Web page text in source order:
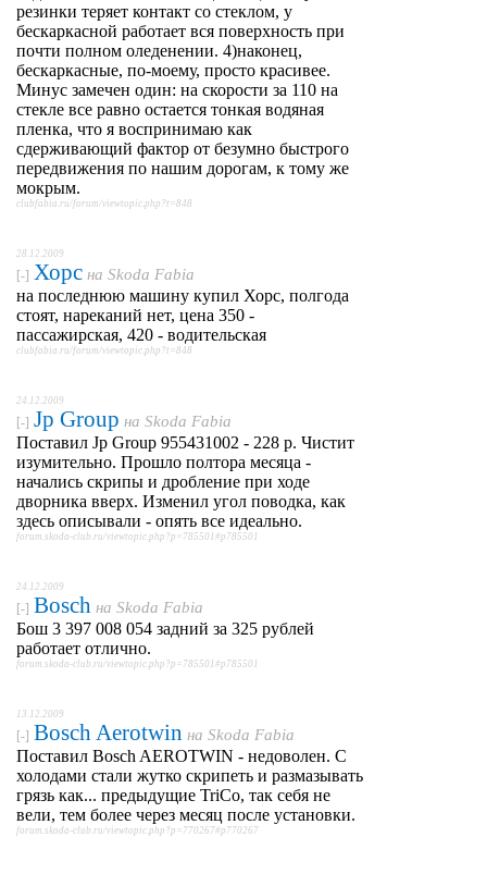
резинки теряет контакт со стеклом, у
бескаркасной работает вся поверхность при
почти полном оледенении. 4)наконец,
бескаркасные, по-моему, просто красивее.
Минус замечен один: на скорости за 110 на
стекле все равно остается тонкая водяная
пленка, что я воспринимаю как
сдерживающий фактор от безумно быстрого
передвижения по нашим дорогам, к тому же
мокрым.
clubfabia.ru/forum/viewtopic.php?t=848
28.12.2009
[-] Хорс на Skoda Fabia
на последнюю машину купил Хорс, полгода
стоят, нареканий нет, цена 350 -
пассажирская, 420 - водительская
clubfabia.ru/forum/viewtopic.php?t=848
24.12.2009
[-] Jp Group на Skoda Fabia
Поставил Jp Group 955431002 - 228 р. Чистит
изумительно. Прошло полтора месяца -
начались скрипы и дробление при ходе
дворника вверх. Изменил угол поводка, как
здесь описывали - опять все идеально.
forum.skoda-club.ru/viewtopic.php?p=785501#p785501
24.12.2009
[-] Bosch на Skoda Fabia
Бош 3 397 008 054 задний за 325 рублей
работает отлично.
forum.skoda-club.ru/viewtopic.php?p=785501#p785501
13.12.2009
[-] Bosch Aerotwin на Skoda Fabia
Поставил Bosch AEROTWIN - недоволен. С
холодами стали жутко скрипеть и размазывать
грязь как... предыдущие TriCo, так себя не
вели, тем более через месяц после установки.
forum.skoda-club.ru/viewtopic.php?p=770267#p770267